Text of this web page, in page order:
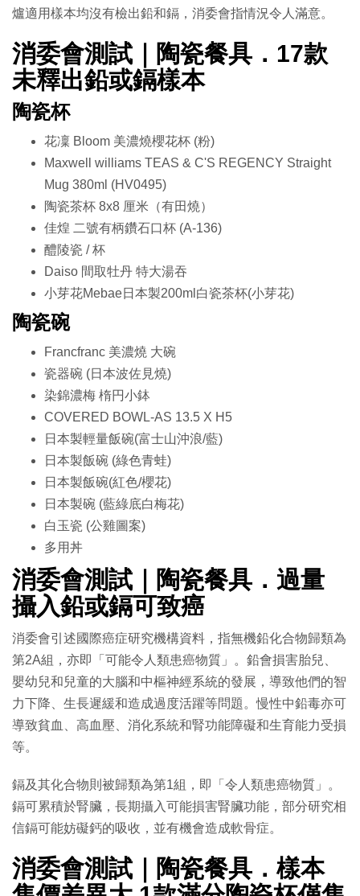
爐適用樣本均沒有檢出鉛和鎘，消委會指情況令人滿意。
消委會測試｜陶瓷餐具．17款
未釋出鉛或鎘樣本
陶瓷杯
花凜 Bloom 美濃燒櫻花杯 (粉)
Maxwell williams TEAS & C'S REGENCY Straight
Mug 380ml (HV0495)
陶瓷茶杯 8x8 厘米（有田燒）
佳煌 二號有柄鑽石口杯 (A-136)
醴陵瓷 / 杯
Daiso 間取牡丹 特大湯吞
小芽花Mebae日本製200ml白瓷茶杯(小芽花)
陶瓷碗
Francfranc 美濃燒 大碗
瓷器碗 (日本波佐見燒)
染錦濃梅 楕円小鉢
COVERED BOWL-AS 13.5 X H5
日本製輕量飯碗(富士山沖浪/藍)
日本製飯碗 (綠色青蛙)
日本製飯碗(紅色/櫻花)
日本製碗 (藍綠底白梅花)
白玉瓷 (公雞圖案)
多用丼
消委會測試｜陶瓷餐具．過量
攝入鉛或鎘可致癌
消委會引述國際癌症研究機構資料，指無機鉛化合物歸類為
第2A組，亦即「可能令人類患癌物質」。鉛會損害胎兒、
嬰幼兒和兒童的大腦和中樞神經系統的發展，導致他們的智
力下降、生長遲緩和造成過度活躍等問題。慢性中鉛毒亦可
導致貧血、高血壓、消化系統和腎功能障礙和生育能力受損
等。
鎘及其化合物則被歸類為第1組，即「令人類患癌物質」。
鎘可累積於腎臟，長期攝入可能損害腎臟功能，部分研究相
信鎘可能妨礙鈣的吸收，並有機會造成軟骨症。
消委會測試｜陶瓷餐具．樣本